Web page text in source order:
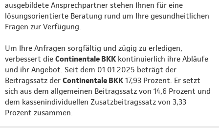
ausgebildete Ansprechpartner stehen Ihnen für eine
lösungsorientierte Beratung rund um Ihre gesundheitlichen
Fragen zur Verfügung.
Um Ihre Anfragen sorgfältig und zügig zu erledigen,
verbessert die Continentale BKK kontinuierlich ihre Abläufe
und ihr Angebot. Seit dem 01.01.2025 beträgt der
Beitragssatz der Continentale BKK 17,93 Prozent. Er setzt
sich aus dem allgemeinen Beitragssatz von 14,6 Prozent und
dem kassenindividuellen Zusatzbeitragssatz von 3,33
Prozent zusammen.